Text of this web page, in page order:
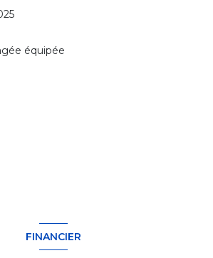
équipée
FINANCIER